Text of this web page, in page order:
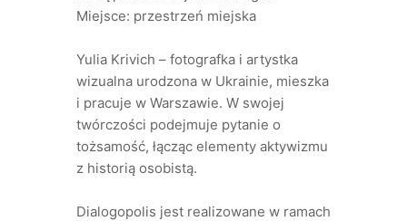
Miejsce: przestrzeń miejska
Yulia Krivich – fotografka i artystka
wizualna urodzona w Ukrainie, mieszka
i pracuje w Warszawie. W swojej
twórczości podejmuje pytanie o
tożsamość, łącząc elementy aktywizmu
z historią osobistą.
Dialogopolis jest realizowane w ramach